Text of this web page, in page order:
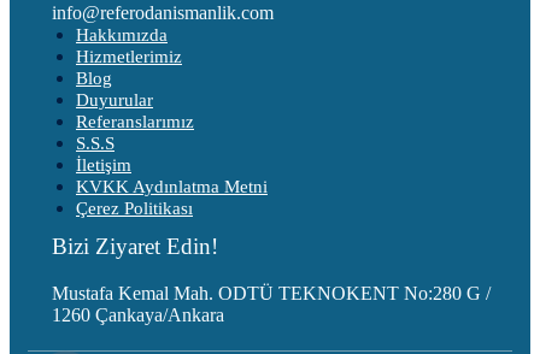
info@referodanismanlik.com
Hakkımızda
Hizmetlerimiz
Blog
Duyurular
Referanslarımız
S.S.S
İletişim
KVKK Aydınlatma Metni
Çerez Politikası
Bizi Ziyaret Edin!
Mustafa Kemal Mah. ODTÜ TEKNOKENT No:280 G /
1260 Çankaya/Ankara